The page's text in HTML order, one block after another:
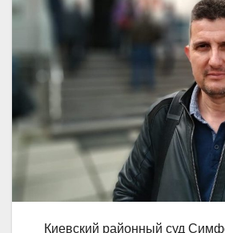
Киевский районный суд